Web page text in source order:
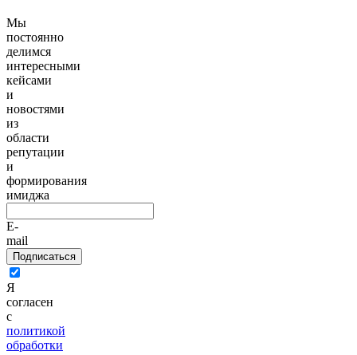
Мы
постоянно
делимся
интересными
кейсами
и
новостями
из
области
репутации
и
формирования
имиджа
E-
mail
Подписаться
Я
согласен
с
политикой
обработки